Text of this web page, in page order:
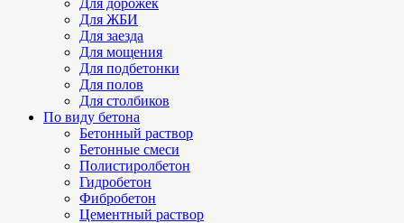
Для дорожек
Для ЖБИ
Для заезда
Для мощения
Для подбетонки
Для полов
Для столбиков
По виду бетона
Бетонный раствор
Бетонные смеси
Полистиролбетон
Гидробетон
Фибробетон
Цементный раствор